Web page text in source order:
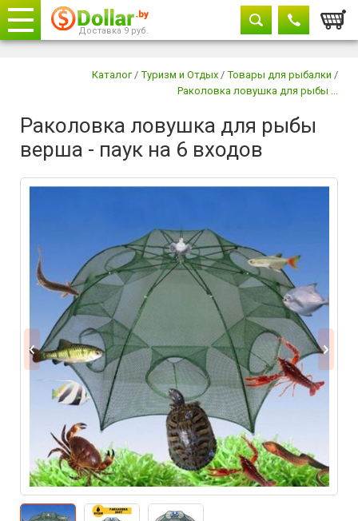
+375 29882-11-33
Доставка 9 руб.
Каталог / Туризм и Отдых / Товары для рыбалки /
Раколовка ловушка для рыбы ...
Раколовка ловушка для рыбы
верша - паук на 6 входов